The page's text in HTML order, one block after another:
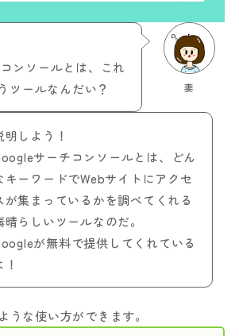
妻
ンソールとは、これ
ツールなんだい？
明しよう！
サーチコンソールとは、どん
キーワードでWebサイトにアクセ
が集まっているかを調べてくれる
晴らしいツールなのだ。
が無料で提供してくれている
！
うな使い方ができます。